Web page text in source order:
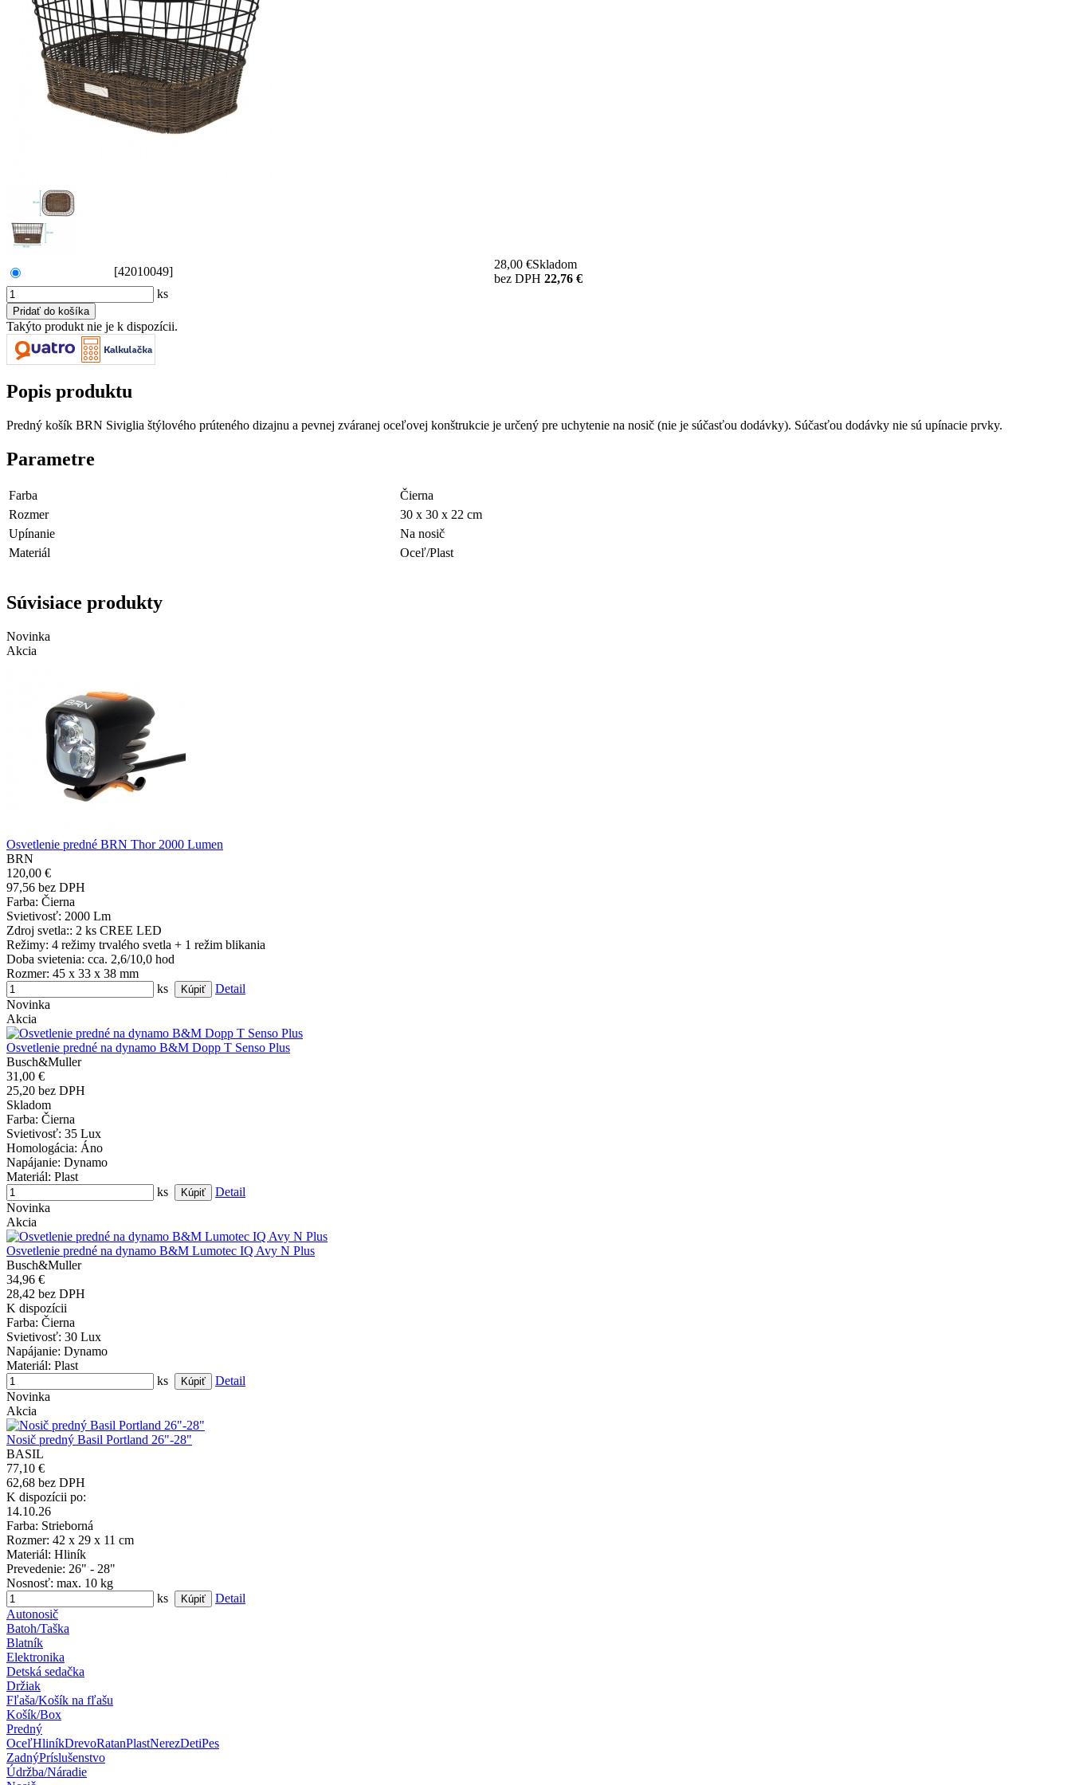
[42010049]
28,00 €Skladom
bez DPH 22,76 €
ks
Takýto produkt nie je k dispozícii.
Popis produktu
Predný košík BRN Siviglia štýlového prúteného dizajnu a pevnej zváranej oceľovej konštrukcie je určený pre uchytenie na nosič (nie je súčasťou dodávky). Súčasťou dodávky nie sú upínacie prvky.
Parametre
Farba
Čierna
Rozmer
30 x 30 x 22 cm
Upínanie
Na nosič
Materiál
Oceľ/Plast
Súvisiace produkty
Novinka
Akcia
Osvetlenie predné BRN Thor 2000 Lumen
BRN
120,00 €
97,56 bez DPH
Farba: Čierna
Svietivosť: 2000 Lm
Zdroj svetla:: 2 ks CREE LED
Režimy: 4 režimy trvalého svetla + 1 režim blikania
Doba svietenia: cca. 2,6/10,0 hod
Rozmer: 45 x 33 x 38 mm
ks
Detail
Novinka
Akcia
Osvetlenie predné na dynamo B&M Dopp T Senso Plus
Busch&Muller
31,00 €
25,20 bez DPH
Skladom
Farba: Čierna
Svietivosť: 35 Lux
Homologácia: Áno
Napájanie: Dynamo
Materiál: Plast
ks
Detail
Novinka
Akcia
Osvetlenie predné na dynamo B&M Lumotec IQ Avy N Plus
Busch&Muller
34,96 €
28,42 bez DPH
K dispozícii
Farba: Čierna
Svietivosť: 30 Lux
Napájanie: Dynamo
Materiál: Plast
ks
Detail
Novinka
Akcia
Nosič predný Basil Portland 26"-28"
BASIL
77,10 €
62,68 bez DPH
K dispozícii po:
14.10.26
Farba: Strieborná
Rozmer: 42 x 29 x 11 cm
Materiál: Hliník
Prevedenie: 26" - 28"
Nosnosť: max. 10 kg
ks
Detail
Autonosič
Batoh/Taška
Blatník
Elektronika
Detská sedačka
Držiak
Fľaša/Košík na fľašu
Košík/Box
Predný
OceľHliníkDrevoRatanPlastNerezDetiPes
ZadnýPríslušenstvo
Údržba/Náradie